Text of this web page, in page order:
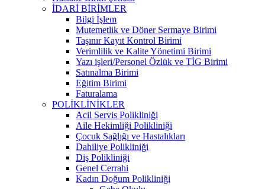
İDARİ BİRİMLER
Bilgi İşlem
Mutemetlik ve Döner Sermaye Birimi
Taşınır Kayıt Kontrol Birimi
Verimlilik ve Kalite Yönetimi Birimi
Yazı işleri/Personel Özlük ve TİG Birimi
Satınalma Birimi
Eğitim Birimi
Faturalama
POLİKLİNİKLER
Acil Servis Polikliniği
Aile Hekimliği Polikliniği
Çocuk Sağlığı ve Hastalıkları
Dahiliye Polikliniği
Diş Polikliniği
Genel Cerrahi
Kadın Doğum Polikliniği